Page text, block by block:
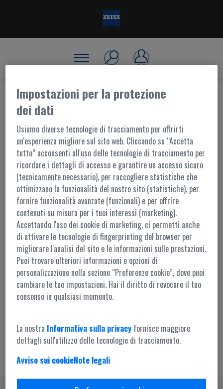
ACCESSO AL PORTALE
I contenuti di questo portale sono accessibili ai soli utenti registrati.
L'accesso è possibile tramiteMyZEISS
Per ulteriori informazioni,contattaci
Accesso amministrazione
Impostazioni per la protezione
dei dati
Usiamo diverse tecnologie di tracciamento per offrirti
un'esperienza migliore sul sito web. Cliccando su “Accetta
tutto” acconsenti all'uso delle tecnologie di tracciamento per
ricordare i dettagli di accesso e garantire un accesso sicuro
(tecnicamente necessario), per raccogliere statistiche che
ottimizzano la funzionalità del nostro sito (statistiche), per
fornire funzionalità avanzate (funzionali) e per offrire
contenuti su misura per i tuoi interessi (marketing).
Accettando l'uso dei cookie di marketing, ci permetti anche
di attivare le tecnologie di fingerprinting del browser per
migliorare l'analisi del sito e le informazioni sulle prestazioni.
Puoi trovare ulteriori informazioni e opzioni di
personalizzazione nella sezione “Preferenze cookie”, dove puoi
cambiare le tue impostazioni. Hai il diritto di revocare il tuo
consenso in qualsiasi momento.
La nostra Informativa sulla privacy fornisce maggiore
dettagli sull'utilizzo delle tecnologie di tracciamento.
Avviso sui cookieNote legali